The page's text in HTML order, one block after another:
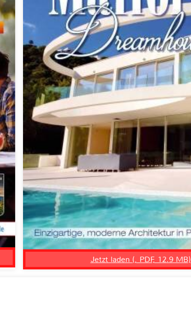
Jetzt laden (, PDF, 12.9 MB)